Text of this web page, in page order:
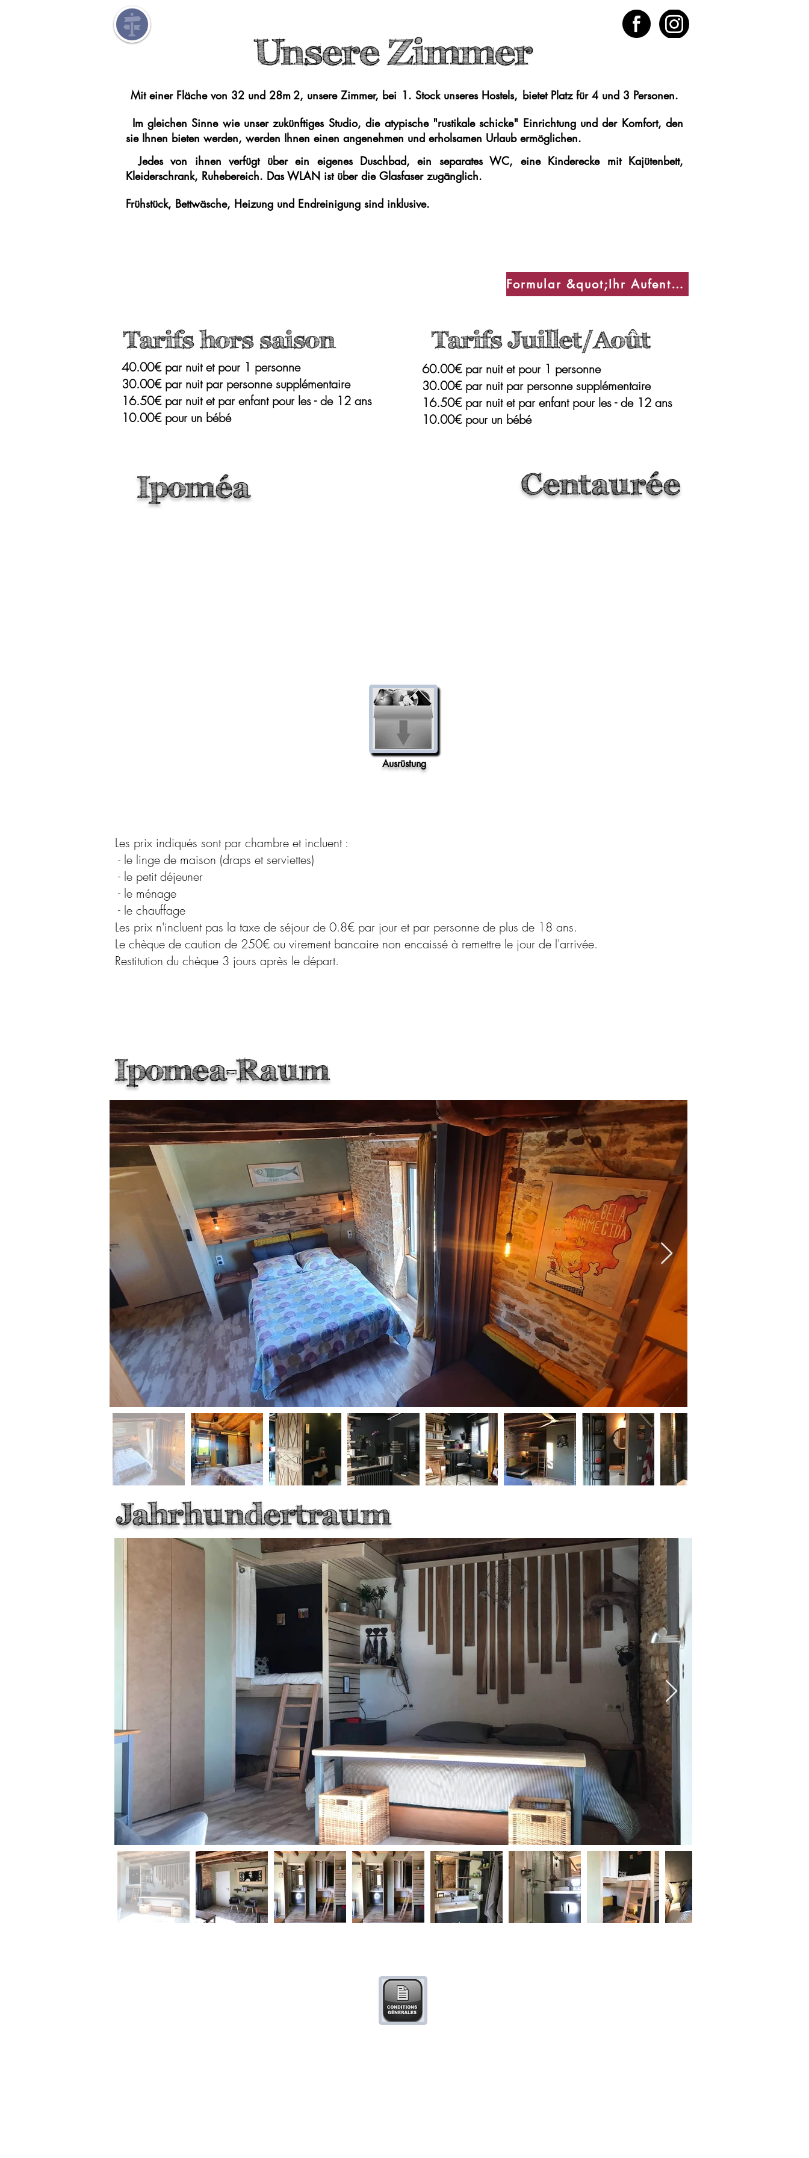
Unsere Zimmer
Mit einer Fläche von 32 und 28m2, unsere Zimmer, bei 1. Stock unseres Hostels, bietet Platz für 4 und 3 Personen.
Im gleichen Sinne wie unser zukünftiges Studio, die atypische "rustikale schicke" Einrichtung und der Komfort, den
sie Ihnen bieten werden, werden Ihnen einen angenehmen und erholsamen Urlaub ermöglichen.
Jedes von ihnen verfügt über ein eigenes Duschbad, ein separates WC, eine Kinderecke mit Kajütenbett,
Kleiderschrank, Ruhebereich. Das WLAN ist über die Glasfaser zugänglich.
Frühstück, Bettwäsche, Heizung und Endreinigung sind inklusive.
Formular &quot;Ihr Aufenthalt&quot;
Tarifs hors saison Tarifs Juillet/Août
40.00€ par nuit et pour 1 personne
30.00€ par nuit par personne supplémentaire
16.50€ par nuit et par enfant pour les - de 12 ans
10.00€ pour un bébé
60.00€ par nuit et pour 1 personne
30.00€ par nuit par personne supplémentaire
16.50€ par nuit et par enfant pour les - de 12 ans
10.00€ pour un bébé
Ipoméa Centaurée
Ausrüstung
Les prix indiqués sont par chambre et incluent :
- le linge de maison (draps et serviettes)
- le petit déjeuner
- le ménage
- le chauffage
Les prix n'incluent pas la taxe de séjour de 0.8€ par jour et par personne de plus de 18 ans.
Le chèque de caution de 250€ ou virement bancaire non encaissé à remettre le jour de l'arrivée.
Restitution du chèque 3 jours après le départ.
Ipomea-Raum
Jahrhundertraum